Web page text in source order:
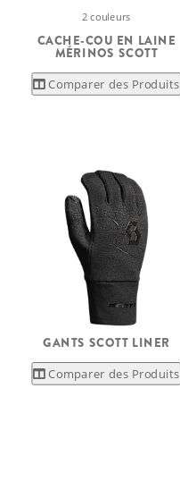
2 couleurs
CACHE-COU EN LAINE
MÉRINOS SCOTT
Comparer des Produits
GANTS SCOTT LINER
Comparer des Produits